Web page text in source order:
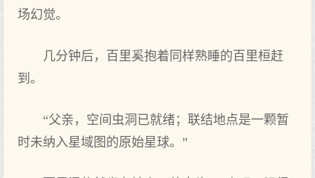
场幻觉。
几分钟后，百里奚抱着同样熟睡的百里桓赶
到。
“父亲，空间虫洞已就绪；联结地点是一颗暂
时未纳入星域图的原始星球。”